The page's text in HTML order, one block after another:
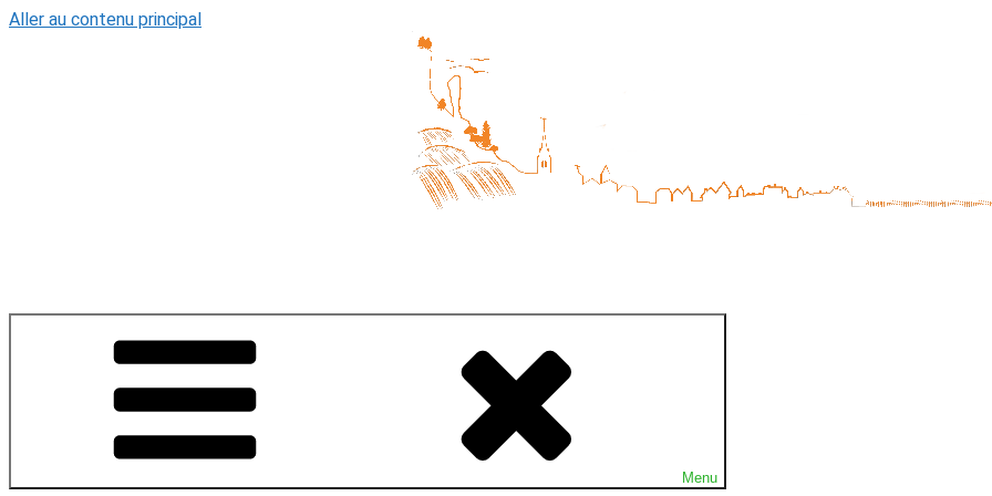
Aller au contenu principal
Menu